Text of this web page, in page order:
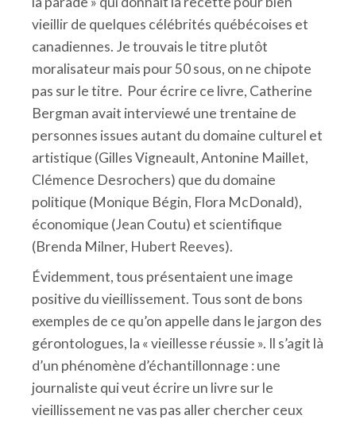
vieillir de quelques célébrités québécoises et
canadiennes. Je trouvais le titre plutôt
moralisateur mais pour 50 sous, on ne chipote
pas sur le titre. Pour écrire ce livre, Catherine
Bergman avait interviewé une trentaine de
personnes issues autant du domaine culturel et
artistique (Gilles Vigneault, Antonine Maillet,
Clémence Desrochers) que du domaine
politique (Monique Bégin, Flora McDonald),
économique (Jean Coutu) et scientifique
(Brenda Milner, Hubert Reeves).
Évidemment, tous présentaient une image
positive du vieillissement. Tous sont de bons
exemples de ce qu’on appelle dans le jargon des
gérontologues, la « vieillesse réussie ». Il s’agit là
d’un phénomène d’échantillonnage : une
journaliste qui veut écrire un livre sur le
vieillissement ne vas pas aller chercher ceux